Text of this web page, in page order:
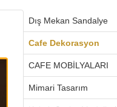
Dış Mekan Sandalye
Cafe Dekorasyon
CAFE MOBİLYALARI
Mimari Tasarım